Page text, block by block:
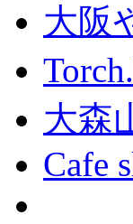
大阪
大森
Cafe